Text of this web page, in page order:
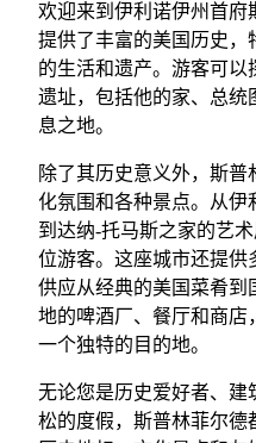
欢迎来到伊利诺伊州首府
提供了丰富的美国历史，
的生活和遗产。游客可以
遗址，包括他的家、总统
息之地。
除了其历史意义外，斯
化氛围和各种景点。从伊
到达纳-托马斯之家的艺
位游客。这座城市还提供
供应从经典的美国菜肴到
地的啤酒厂、餐厅和商店
一个独特的目的地。
无论您是历史爱好者、建
松的度假，斯普林菲尔德